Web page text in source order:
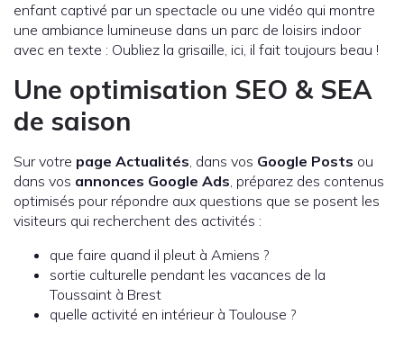
enfant captivé par un spectacle ou une vidéo qui montre
une ambiance lumineuse dans un parc de loisirs indoor
avec en texte : Oubliez la grisaille, ici, il fait toujours beau !
Une optimisation SEO & SEA
de saison
Sur votre page Actualités, dans vos Google Posts ou
dans vos annonces Google Ads, préparez des contenus
optimisés pour répondre aux questions que se posent les
visiteurs qui recherchent des activités :
que faire quand il pleut à Amiens ?
sortie culturelle pendant les vacances de la
Toussaint à Brest
quelle activité en intérieur à Toulouse ?